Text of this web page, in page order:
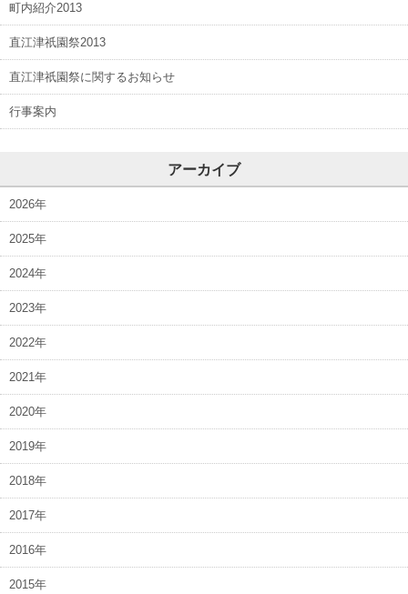
町内紹介2013
直江津祇園祭2013
直江津祇園祭に関するお知らせ
行事案内
アーカイブ
2026年
2025年
2024年
2023年
2022年
2021年
2020年
2019年
2018年
2017年
2016年
2015年